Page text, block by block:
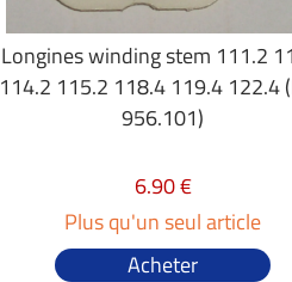
Longines winding stem 111.2
114.2 115.2 118.4 119.4 122.4
956.101)
6.90 €
Plus qu'un seul article
Acheter